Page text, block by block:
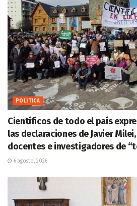
POLITICA
Científicos de todo el país
las declaraciones de Javier
docentes e investigadores de
6 agosto, 2026